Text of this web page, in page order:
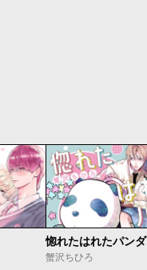
惚れたはれたパンダ
蟹沢ちひろ